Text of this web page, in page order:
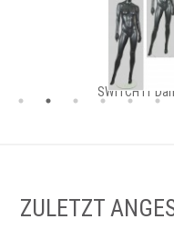
SWITCH IT
ZULETZT